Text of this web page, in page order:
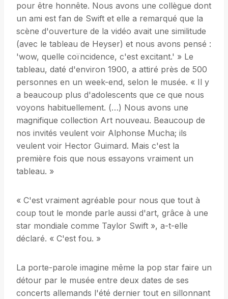
pour être honnête. Nous avons une collègue dont
un ami est fan de Swift et elle a remarqué que la
scène d'ouverture de la vidéo avait une similitude
(avec le tableau de Heyser) et nous avons pensé :
'wow, quelle coïncidence, c'est excitant.' » Le
tableau, daté d'environ 1900, a attiré près de 500
personnes en un week-end, selon le musée. « Il y
a beaucoup plus d'adolescents que ce que nous
voyons habituellement. (…) Nous avons une
magnifique collection Art nouveau. Beaucoup de
nos invités veulent voir Alphonse Mucha; ils
veulent voir Hector Guimard. Mais c'est la
première fois que nous essayons vraiment un
tableau. »
« C'est vraiment agréable pour nous que tout à
coup tout le monde parle aussi d'art, grâce à une
star mondiale comme Taylor Swift », a-t-elle
déclaré. « C'est fou. »
La porte-parole imagine même la pop star faire un
détour par le musée entre deux dates de ses
concerts allemands l'été dernier tout en sillonnant